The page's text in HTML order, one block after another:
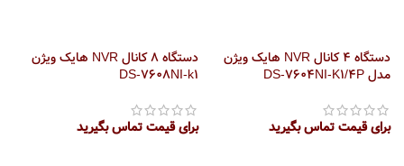
دستگاه 4 کانال NVR هایک ویژن
مدل DS-7604NI-K1/4P
برای قیمت تماس بگیرید
دستگاه 8 کانال NVR هایک ویژن
DS-7608NI-k1
برای قیمت تماس بگیرید